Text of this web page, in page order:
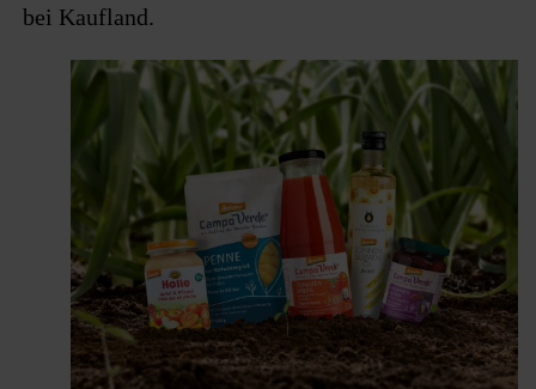
bei Kaufland.